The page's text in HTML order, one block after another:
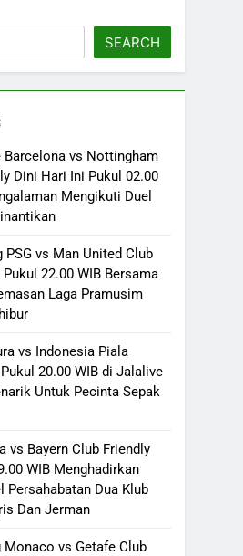
SEARCH
vs Nottingham
Dini Hari Ini Pukul 02.00
Mengikuti Duel
vs Man United Club
22.00 WIB Bersama
Laga Pramusim
vs Indonesia Piala
20.00 WIB di Jalalive
Untuk Pecinta Sepak
vs Bayern Club Friendly
WIB Menghadirkan
Persahabatan Dua Klub
Dan Jerman
vs Getafe Club